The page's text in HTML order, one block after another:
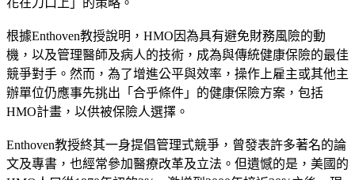
根據Enthoven教授說明，HMO因為具有避免財務風險的動
機，以及管理醫師及病人的技術，成為與傳統健康保險的最佳
競爭對手。然而，為了增進公平與效率，操作上雇主或其他主
辦單位仍應事先挑出「合乎條件」的健康保險方案，包括
HMO計畫，以供被保險人選擇。
Enthoven教授終其一身提倡管理式競爭，曾發表許多著名的論
文及專書，也經常參加醫療改革及立法。但遺憾的是，美國的